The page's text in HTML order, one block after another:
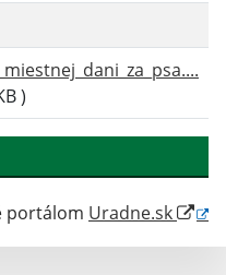
)
portálom Uradne.sk